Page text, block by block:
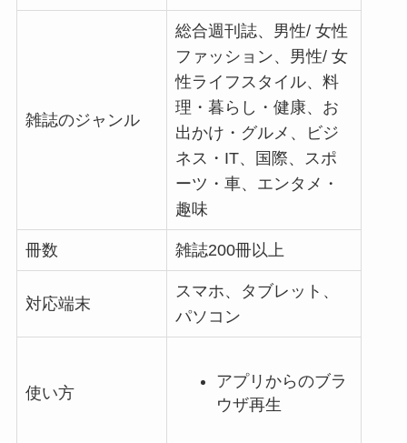
雑誌のジャンル
総合週刊誌、男性/ 女性
ファッション、男性/ 女
性ライフスタイル、料
理・暮らし・健康、お
出かけ・グルメ、ビジ
ネス・IT、国際、スポ
ーツ・車、エンタメ・
趣味
冊数 雑誌200冊以上
対応端末
スマホ、タブレット、
パソコン
使い方
アプリからのブラ
ウザ再生